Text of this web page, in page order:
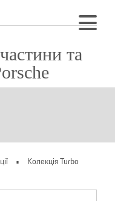
та
Колекція Turbo